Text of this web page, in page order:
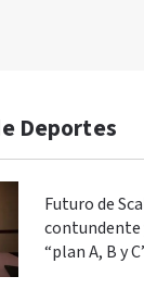
Deportes
Futuro de
contundente
“plan A, B y